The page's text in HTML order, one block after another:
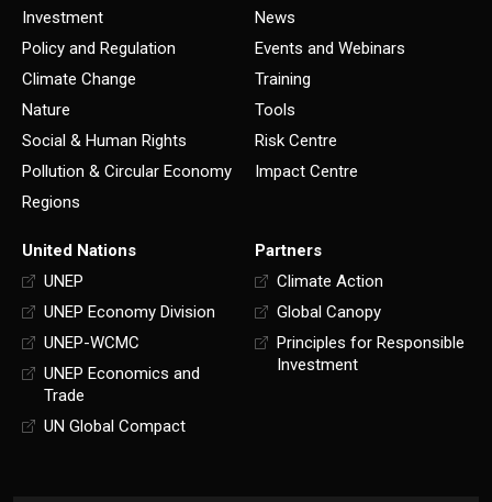
Investment
Policy and Regulation
Climate Change
Nature
Social & Human Rights
Pollution & Circular Economy
Regions
News
Events and Webinars
Training
Tools
Risk Centre
Impact Centre
United Nations
UNEP
UNEP Economy Division
UNEP-WCMC
UNEP Economics and
Trade
UN Global Compact
Partners
Climate Action
Global Canopy
Principles for Responsible
Investment